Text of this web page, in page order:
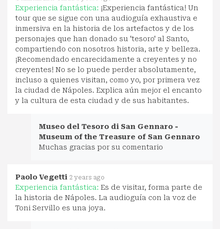
Experiencia fantástica: ¡Experiencia fantástica! Un
tour que se sigue con una audioguía exhaustiva e
inmersiva en la historia de los artefactos y de los
personajes que han donado su 'tesoro' al Santo,
compartiendo con nosotros historia, arte y belleza.
¡Recomendado encarecidamente a creyentes y no
creyentes! No se lo puede perder absolutamente,
incluso a quienes visitan, como yo, por primera vez
la ciudad de Nápoles. Explica aún mejor el encanto
y la cultura de esta ciudad y de sus habitantes.
Museo del Tesoro di San Gennaro -
Museum of the Treasure of San Gennaro
Muchas gracias por su comentario
Paolo Vegetti 2 years ago
Experiencia fantástica: Es de visitar, forma parte de
la historia de Nápoles. La audioguía con la voz de
Toni Servillo es una joya.